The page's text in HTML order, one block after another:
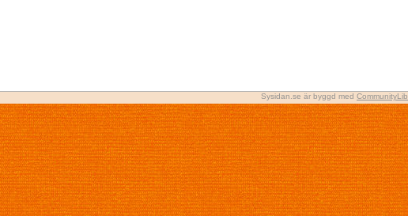
Sysidan.se är byggd med CommunityLib